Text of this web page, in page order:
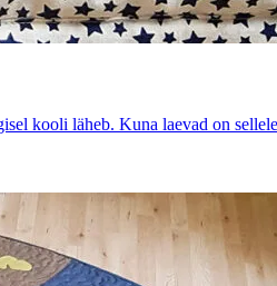
kooli läheb. Kuna laevad on